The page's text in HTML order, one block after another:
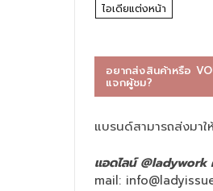
ไอเดียแต่งหน้า
อยากส่งสินค้าหรือ
แจกผู้ชม?
แบรนด์สามารถส่งมาใ
แอดไลน์ @ladywork
mail: